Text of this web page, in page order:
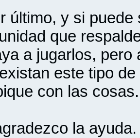
último, y si
que
a jugarlos,
este tipo
con las
la ayuda.